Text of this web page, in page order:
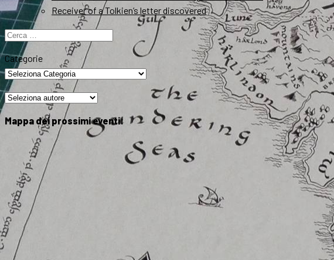
Receiver of a Tolkien’s letter discovered
Ricerca
per:
Categorie
Mappa dei prossimi eventi: